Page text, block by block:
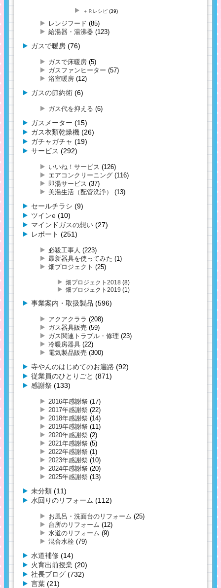
＋Ｒレシピ (39)
レンジフード (85)
給湯器・湯沸器 (123)
ガスで暖房 (76)
ガスで床暖房 (5)
ガスファンヒーター (57)
浴室暖房 (12)
ガスの節約術 (6)
ガス代を抑える (6)
ガスメーター (15)
ガス衣類乾燥機 (26)
ガチャガチャ (19)
サービス (292)
いいね！サービス (126)
エアコンクリーニング (116)
即湯サービス (37)
美湯生活（配管洗浄）
(13)
セールチラシ (9)
ツインe (10)
マインドガスの想い (27)
レポート (251)
必殺工事人 (223)
最新器具を使ってみた (1)
畑プロジェクト (25)
畑プロジェクト2018 (8)
畑プロジェクト2019 (1)
事業案内・取扱製品 (596)
アクアクララ (208)
ガス器具販売 (59)
ガス関連トラブル・修理 (23)
冷暖房器具 (22)
電気製品販売 (300)
寺やんのはじめてのお遍路 (92)
従業員のひとりごと (871)
感謝祭 (133)
2016年感謝祭 (17)
2017年感謝祭 (22)
2018年感謝祭 (14)
2019年感謝祭 (11)
2020年感謝祭 (2)
2021年感謝祭 (5)
2022年感謝祭 (1)
2023年感謝祭 (10)
2024年感謝祭 (20)
2025年感謝祭 (13)
未分類 (11)
水回りのリフォーム (112)
お風呂・洗面台のリフォーム (25)
台所のリフォーム (12)
水道のリフォーム (9)
混合水栓 (79)
水道補修 (14)
火育出前授業 (20)
社長ブログ (732)
言葉 (21)